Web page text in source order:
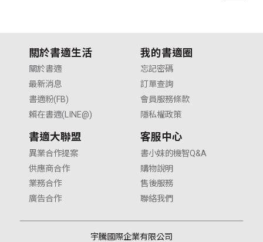
關於書適生活
關於書適
最新消息
書適粉(FB)
賴在書適(LINE@)
我的書適圈
忘記密碼
訂單查詢
會員服務條款
隱私權政策
書適大聯盟
異業合作提案
供應商合作
業務合作
廣告合作
客服中心
書小妹的機智Q&A
購物說明
售後服務
聯絡我們
宇騰國際企業有限公司